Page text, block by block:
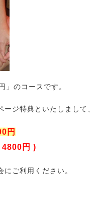
」のコースです。
ジ特典といたしまして、
円
4800円 )
ご利用ください。